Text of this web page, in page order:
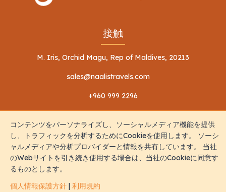
接触
M. Iris, Orchid Magu, Rep of Maldives, 20213
sales@naalistravels.com
+960 999 2296
利用規約 個人情報保護方針
コンテンツをパーソナライズし、ソーシャルメディア機能を提供
し、トラフィックを分析するためにCookieを使用します。 ソーシ
ャルメディアや分析プロバイダーと情報を共有しています。 当社
のWebサイトを引き続き使用する場合は、当社のCookieに同意す
るものとします。
個人情報保護方針 | 利用規約